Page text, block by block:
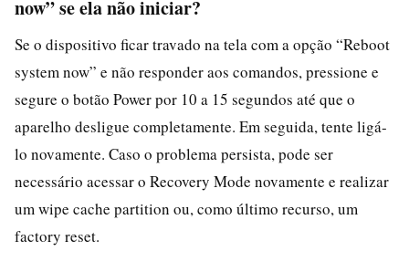
now” se ela não iniciar?
Se o dispositivo ficar travado na tela com a opção “Reboot
system now” e não responder aos comandos, pressione e
segure o botão Power por 10 a 15 segundos até que o
aparelho desligue completamente. Em seguida, tente ligá-
lo novamente. Caso o problema persista, pode ser
necessário acessar o Recovery Mode novamente e realizar
um wipe cache partition ou, como último recurso, um
factory reset.